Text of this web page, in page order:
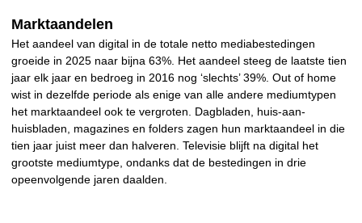
Marktaandelen
Het aandeel van digital in de totale netto mediabestedingen
groeide in 2025 naar bijna 63%. Het aandeel steeg de laatste tien
jaar elk jaar en bedroeg in 2016 nog ‘slechts’ 39%. Out of home
wist in dezelfde periode als enige van alle andere mediumtypen
het marktaandeel ook te vergroten. Dagbladen, huis-aan-
huisbladen, magazines en folders zagen hun marktaandeel in die
tien jaar juist meer dan halveren. Televisie blijft na digital het
grootste mediumtype, ondanks dat de bestedingen in drie
opeenvolgende jaren daalden.